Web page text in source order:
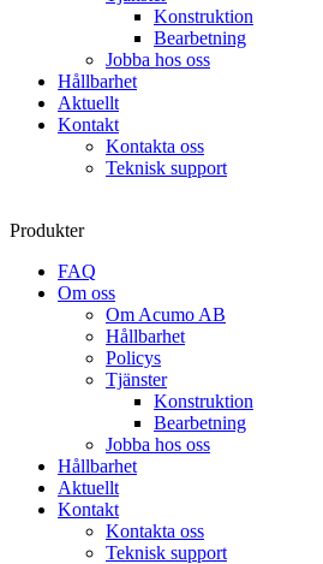
Konstruktion
Bearbetning
Jobba hos oss
Hållbarhet
Aktuellt
Kontakt
Kontakta oss
Teknisk support
Produkter
FAQ
Om oss
Om Acumo AB
Hållbarhet
Policys
Tjänster
Konstruktion
Bearbetning
Jobba hos oss
Hållbarhet
Aktuellt
Kontakt
Kontakta oss
Teknisk support